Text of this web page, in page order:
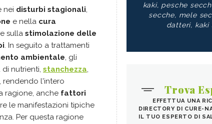
nei disturbi stagionali,
e nella cura
sulla stimolazione delle
. In seguito a trattamenti
ambientale, gli
di nutrienti, stanchezza,
rendendo l'intero
ragione, anche fattori
le manifestazioni tipiche
Per questa ragione
kaki, pesche
secche, mele
datteri, kaki
Trova
EFFETTUA UNA
DIRECTORY DI CURE-
IL TUO ESPERTO DI